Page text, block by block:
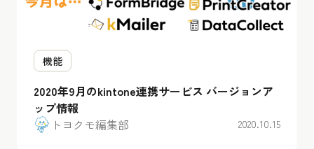
機能
2020年9月のkintone連携サービス バージョンア
ップ情報
トヨクモ編集部
2020.10.15